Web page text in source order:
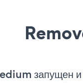
запущен и